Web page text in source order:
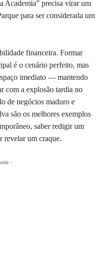
Academia” precisa virar um
para ser considerada um
financeira. Formar
é o cenário perfeito, mas
imediato — mantendo
com a explosão tardia no
de negócios maduro e
são os melhores exemplos
saber redigir um
revelar um craque.
-